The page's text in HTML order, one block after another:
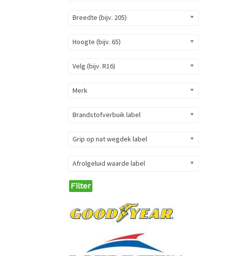
Breedte (bijv. 205)
Hoogte (bijv. 65)
Velg (bijv. R16)
Merk
Brandstofverbuik label
Grip op nat wegdek label
Afrolgeluid waarde label
Filter